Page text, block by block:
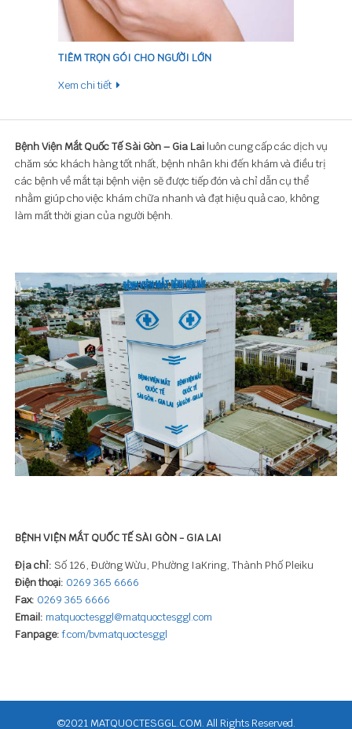
TIÊM TRỌN GÓI CHO NGƯỜI LỚN
Xem chi tiết
Bệnh Viện Mắt Quốc Tế Sài Gòn – Gia Lailuôn cung cấp các dịch vụ
chăm sóc khách hàng tốt nhất, bệnh nhân khi đến khám và điều trị
các bệnh về mắt tại bệnh viện sẽ được tiếp đón và chỉ dẫn cụ thể
nhằm giúp cho việc khám chữa nhanh và đạt hiệu quả cao, không
làm mất thời gian của người bệnh.
BỆNH VIỆN MẮT QUỐC TẾ SÀI GÒN - GIA LAI
Địa chỉ: Số 126, Đường Wừu, Phường IaKring, Thành Phố Pleiku
Điện thoại: 0269 365 6666
Fax: 0269 365 6666
Email: matquoctesggl@matquoctesggl.com
Fanpage: f.com/bvmatquoctesggl
©2021 MATQUOCTESGGL.COM. All Rights Reserved.